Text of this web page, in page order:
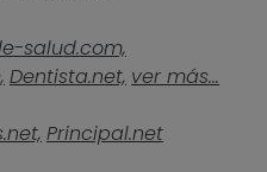
salud.com,
Dentista.net, ver más...
Principal.net